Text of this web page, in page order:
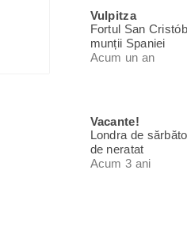
Vulpitza
Fortul San
munții Spaniei
Acum un an
Vacante!
Londra de
de neratat
Acum 3 ani